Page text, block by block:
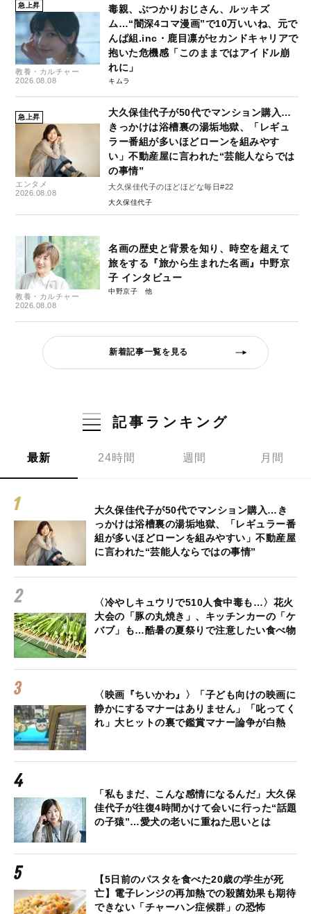
急上昇
教養・カルチャー
2026.08.08
毒親、ぶつかりおじさん、ルッキズ
ム…“闇深4コマ漫画”で10万いいね、元で
んぱ組.inc・鹿目凛がセカンドキャリアで
抱いた危機感「このままではアイドル崩
れに」
キムラ
急上昇
エンタメ
2026.08.08
大久保佳代子が50代でマンション購入…
きっかけは浴槽裏の湯垢地獄、「レギュ
ラー番組が多いほどローンを組みやす
い」不動産屋に言われた“芸能人ならでは
の事情”
大久保佳代子のほどほどな毎日#22
大久保佳代子
教養・カルチャー
2026.08.08
名画の歴史と背景を知り、時空を超えて
旅をする『旅から生まれた名画』中野京
子 インタビュー
中野京子
新着記事一覧を見る
記事ランキング
最新 24時間 週間 月間
大久保佳代子が50代でマンション購入…き
っかけは浴槽裏の湯垢地獄、「レギュラー番
組が多いほどローンを組みやすい」不動産屋
に言われた“芸能人ならではの事情”
〈冷やしキュウリで510人食中毒も…〉花火
大会の「豚の丸焼き」、キッチンカーの「ケ
バブ」も…酷暑の夏祭りで注意したい食べ物
〈映画『ちいかわ』〉「子ども向けの映画に
静かにするマナーはありません」「叱ってく
れ」大ヒットの裏で鑑賞マナー論争が白熱
「私もまだ、こんな感情になるんだ」大久保
佳代子が往復4時間かけて会いに行った“話題
の子猿”…愛犬の老いに重ねた思いとは
【5日前のパスタを食べた20歳の学生が死
亡】電子レンジの再加熱での殺菌効果も期待
できない「チャーハン症候群」の恐怖